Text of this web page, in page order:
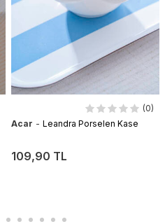
(0)
Acar - Leandra Porselen Kase
109,90 TL